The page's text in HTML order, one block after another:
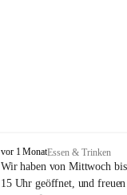
B
u
s
vor 1 MonatEssen & Trinken
Wir haben von Mittwoch
15 Uhr geöffnet, und